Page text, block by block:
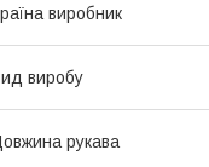
виробник
виробу
рукава